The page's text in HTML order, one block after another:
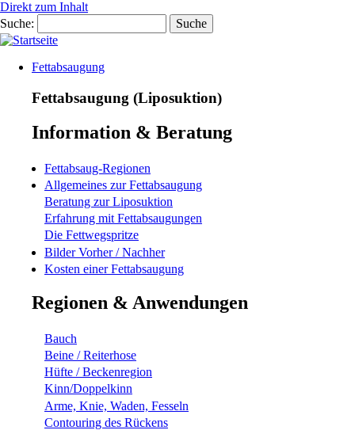
Direkt zum Inhalt
Suche
Fettabsaugung
Fettabsaugung (Liposuktion)
Information & Beratung
Fettabsaug-Regionen
Allgemeines zur Fettabsaugung
Beratung zur Liposuktion
Erfahrung mit Fettabsaugungen
Die Fettwegspritze
Bilder Vorher / Nachher
Kosten einer Fettabsaugung
Regionen & Anwendungen
Bauch
Beine / Reiterhose
Hüfte / Beckenregion
Kinn/Doppelkinn
Arme, Knie, Waden, Fesseln
Contouring des Rückens